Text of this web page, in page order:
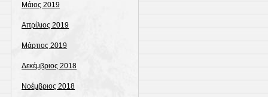
Μάιος 2019
Απρίλιος 2019
Μάρτιος 2019
Δεκέμβριος 2018
Νοέμβριος 2018